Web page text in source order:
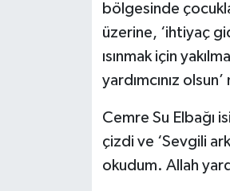
bölgesinde
üzerine, ‘ihtiyaç
ısınmak için
yardımcınız
Cemre Su Elbağı
çizdi ve ‘Sevgili
okudum. Allah